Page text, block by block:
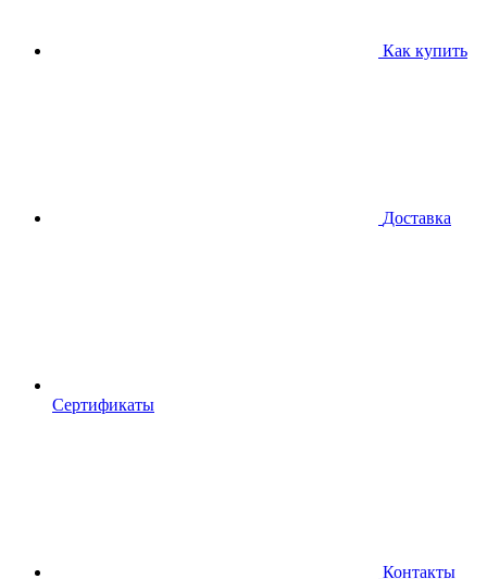
Как купить
Доставка
Сертификаты
Контакты